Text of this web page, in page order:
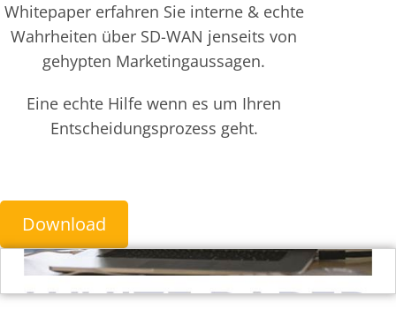
Whitepaper erfahren Sie interne & echte
Wahrheiten über SD-WAN jenseits von
gehypten Marketingaussagen.
Eine echte Hilfe wenn es um Ihren
Entscheidungsprozess geht.
Download